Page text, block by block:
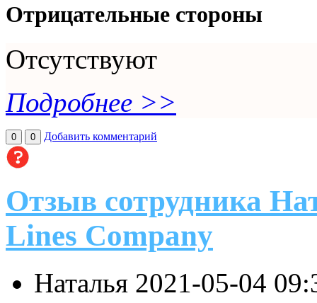
Отрицательные стороны
Отсутствуют
Подробнее >>
0 0 Добавить комментарий
Отзыв сотрудника
Lines Company
Наталья 2021-05-04